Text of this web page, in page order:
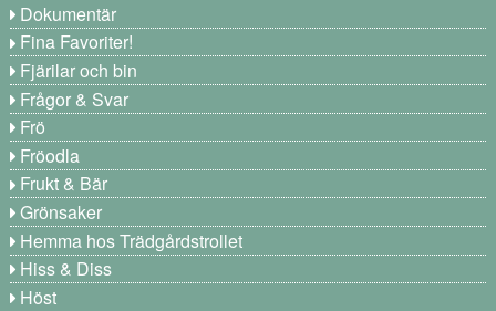
Dokumentär
Fina Favoriter!
Fjärilar och bin
Frågor & Svar
Frö
Fröodla
Frukt & Bär
Grönsaker
Hemma hos Trädgårdstrollet
Hiss & Diss
Höst